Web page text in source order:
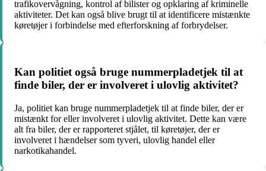
trafikovervågning, kontrol af bilister og opklaring af kriminelle
aktiviteter. Det kan også blive brugt til at identificere mistænkte
køretøjer i forbindelse med efterforskning af forbrydelser.
Kan politiet også bruge nummerpladetjek til at
finde biler, der er involveret i ulovlig aktivitet?
Ja, politiet kan bruge nummerpladetjek til at finde biler, der er
mistænkt for eller involveret i ulovlig aktivitet. Dette kan være
alt fra biler, der er rapporteret stjålet, til køretøjer, der er
involveret i hændelser som tyveri, ulovlig handel eller
narkotikahandel.